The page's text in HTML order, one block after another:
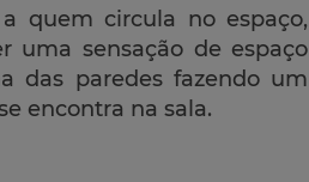
quem circula no espaço,
uma sensação de espaço
das paredes fazendo um
encontra na sala.